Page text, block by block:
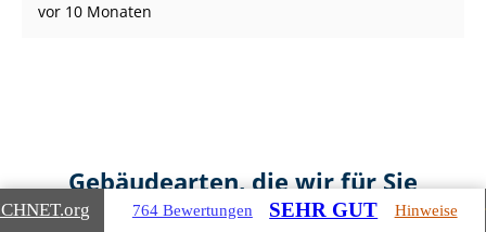
vor 10 Monaten
Gebäudearten, die wir für Sie
bewerten
.org 764 Bewertungen SEHR GUT Hinweise